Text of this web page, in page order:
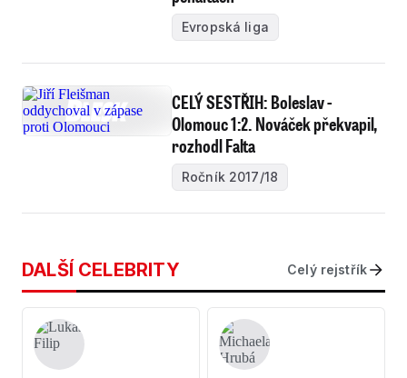
Evropská liga
CELÝ SESTŘIH: Boleslav -
Olomouc 1:2. Nováček překvapil,
rozhodl Falta
Ročník 2017/18
DALŠÍ CELEBRITY Celý rejstřík